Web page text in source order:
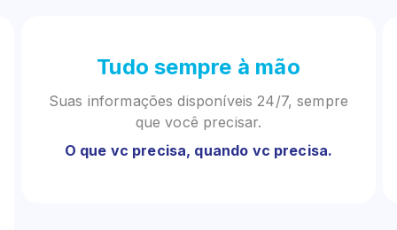
Tudo sempre à mão
Suas informações disponíveis 24/7, sempre
que você precisar.
O que vc precisa, quando vc precisa.